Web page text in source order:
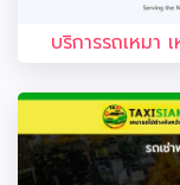
บริการรถเหมา